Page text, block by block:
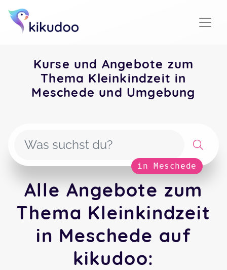
Kurse und Angebote zum
Thema Kleinkindzeit in
Meschede und Umgebung
in Meschede
Alle Angebote zum
Thema Kleinkindzeit
in Meschede auf
kikudoo: